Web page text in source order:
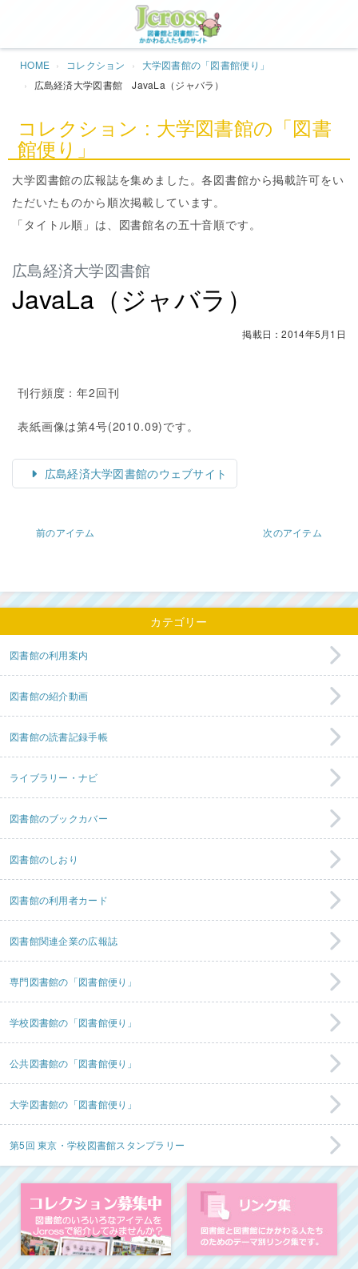
HOME コレクション
大学図書館の「図書館便り」
広島経済大学図書館 JavaLa（ジャバラ）
コレクション : 大学図書館の「図書
館便り」
大学図書館の広報誌を集めました。各図書館から掲載許可をい
ただいたものから順次掲載しています。
「タイトル順」は、図書館名の五十音順です。
広島経済大学図書館
JavaLa（ジャバラ）
掲載日：2014年5月1日
刊行頻度：年2回刊
表紙画像は第4号(2010.09)です。
広島経済大学図書館のウェブサイト
前のアイテム 次のアイテム
カテゴリー
図書館の利用案内
図書館の紹介動画
図書館の読書記録手帳
ライブラリー・ナビ
図書館のブックカバー
図書館のしおり
図書館の利用者カード
図書館関連企業の広報誌
専門図書館の「図書館便り」
学校図書館の「図書館便り」
公共図書館の「図書館便り」
大学図書館の「図書館便り」
第5回 東京・学校図書館スタンプラリー
コレクション募集中